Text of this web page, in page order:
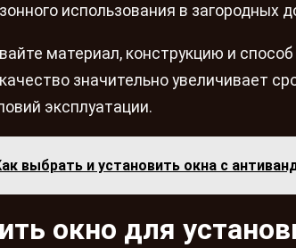
использования в загородных
материал, конструкцию и
значительно увеличивает
эксплуатации.
выбрать и установить окна с
окно для